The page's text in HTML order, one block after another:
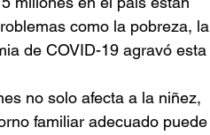
como la pobreza, la
de COVID-19 agravó esta
no solo afecta a la niñez,
familiar adecuado puede